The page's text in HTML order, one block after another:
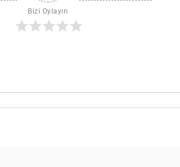
Bizi Oylayın